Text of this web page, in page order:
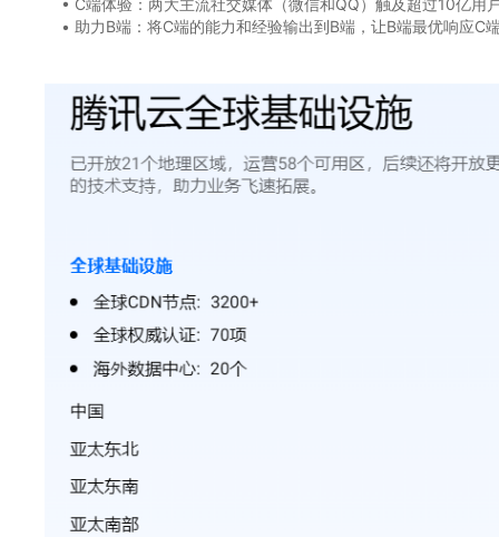
• C端体验：两大主流社交媒体（微信和QQ）触及超过10亿用
• 助力B端：将C端的能力和经验输出到B端，让B端最优响应